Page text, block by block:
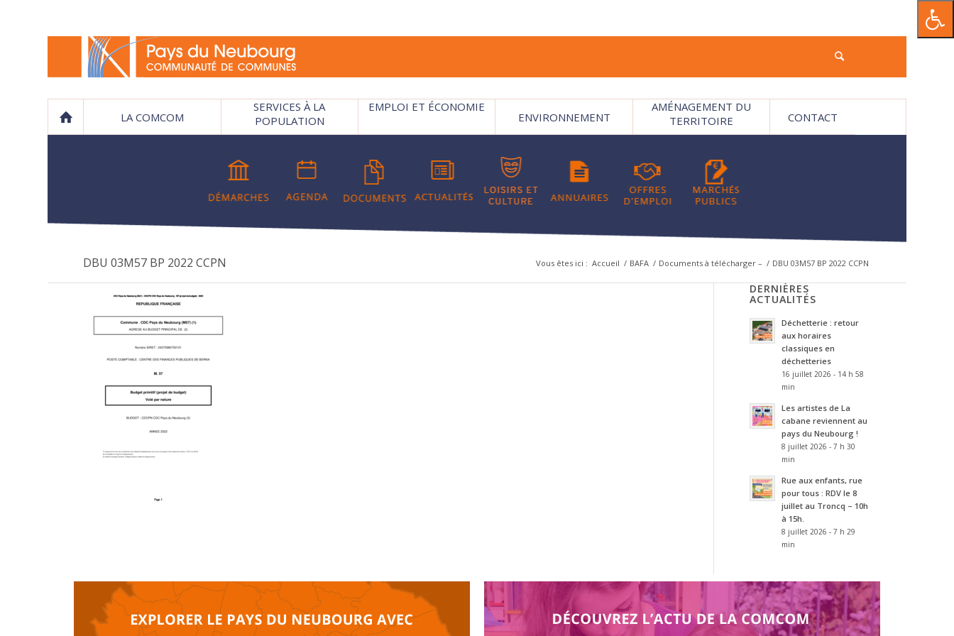
LA COMCOM
SERVICES À LA
POPULATION
EMPLOI ET ÉCONOMIE
ENVIRONNEMENT
AMÉNAGEMENT DU
TERRITOIRE
CONTACT
DBU 03M57 BP 2022 CCPN Vous êtes ici : Accueil / BAFA / Documents à télécharger – / DBU 03M57 BP 2022 CCPN
DERNIÈRES
ACTUALITÉS
Déchetterie : retour
aux horaires
classiques en
déchetteries
16 juillet 2026 - 14 h 58
min
Les artistes de La
cabane reviennent au
pays du Neubourg !
8 juillet 2026 - 7 h 30
min
Rue aux enfants, rue
pour tous : RDV le 8
juillet au Troncq – 10h
à 15h.
8 juillet 2026 - 7 h 29
min